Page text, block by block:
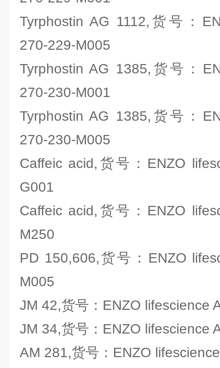
Tyrphostin AG 1112,货号：
270-229-M005
Tyrphostin AG 1385,货号：
270-230-M001
Tyrphostin AG 1385,货号：
270-230-M005
Caffeic acid,货号：ENZO
G001
Caffeic acid,货号：ENZO
M250
PD 150,606,货号：ENZO
M005
JM 42,货号：ENZO lifescience
JM 34,货号：ENZO lifescience
AM 281,货号：ENZO